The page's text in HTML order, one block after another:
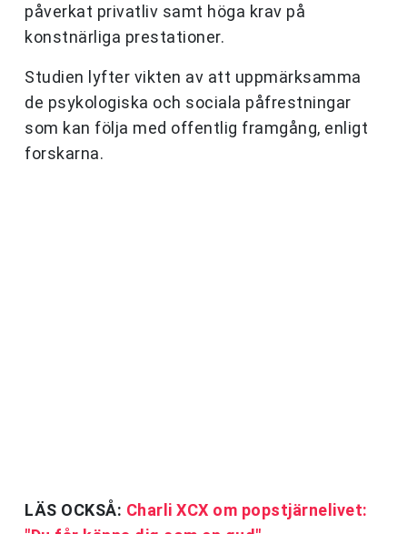
påverkat privatliv samt höga krav på
konstnärliga prestationer.
Studien lyfter vikten av att uppmärksamma
de psykologiska och sociala påfrestningar
som kan följa med offentlig framgång, enligt
forskarna.
LÄS OCKSÅ: Charli XCX om popstjärnelivet: